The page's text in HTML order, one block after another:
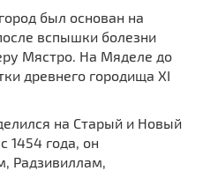
был основан на
вспышки болезни
Мястро. На Мяделе до
древнего городища XI
на Старый и Новый
1454 года, он
Радзивиллам,